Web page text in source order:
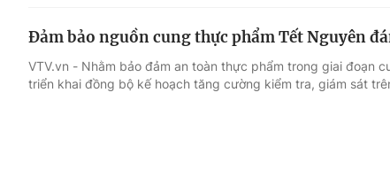
Đảm bảo nguồn cung thực phẩm Tết Nguyên
VTV.vn - Nhằm bảo đảm an toàn thực phẩm trong giai đoạn
triển khai đồng bộ kế hoạch tăng cường kiểm tra, giám sát